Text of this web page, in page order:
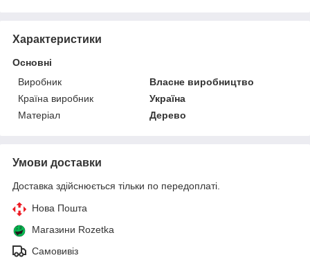
Характеристики
Основні
Виробник
Власне виробництво
Країна виробник
Україна
Матеріал
Дерево
Умови доставки
Доставка здійснюється тільки по передоплаті.
Нова Пошта
Магазини Rozetka
Самовивіз